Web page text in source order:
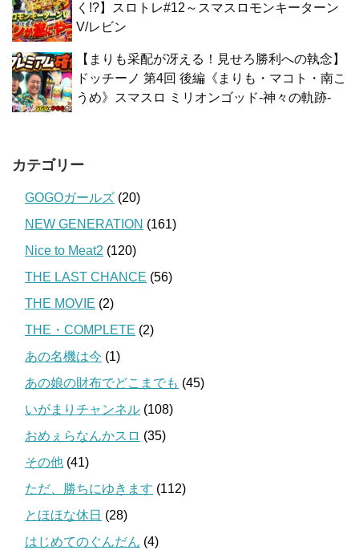
く!?】スロトレ#12～スマスロモンキーターン
V/レビン
【まりも采配が冴える！見せろ勝利への執念】
ドッチーノ 第4回 後編《まりも・マコト・南こ
うめ》スマスロ ミリオンゴッド-神々の軌跡-
カテゴリー
GOGOガールズ (20)
NEW GENERATION (161)
Nice to Meat2 (120)
THE LAST CHANCE (56)
THE MOVIE (2)
THE・COMPLETE (2)
あの名機は今 (1)
あの娘の財布でどこまでも (45)
いがまりチャンネル (108)
おめぇらなんかスロ (35)
その他 (41)
ただ、勝ちにゆきます (112)
とほほな休日 (28)
はじめてのぐんだん (4)